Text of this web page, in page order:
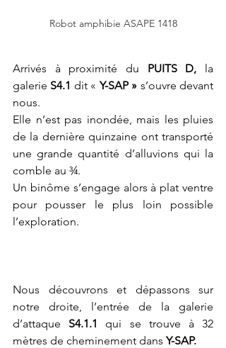
Robot amphibie ASAPE 1418
Arrivés à proximité du PUITS D, la
galerie S4.1 dit « Y-SAP » s’ouvre devant
nous.
Elle n’est pas inondée, mais les pluies
de la dernière quinzaine ont transporté
une grande quantité d’alluvions qui la
comble au ¾.
Un binôme s’engage alors à plat ventre
pour pousser le plus loin possible
l’exploration.
Nous découvrons et dépassons sur
notre droite, l’entrée de la galerie
d’attaque S4.1.1 qui se trouve à 32
mètres de cheminement dans Y-SAP.